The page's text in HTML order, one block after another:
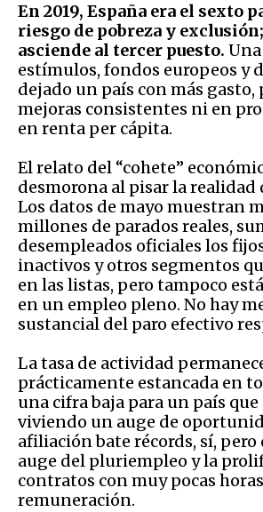
En 2019, España era el sexto
riesgo de pobreza y
asciende al tercer puesto.
estímulos, fondos europeos y
dejado un país con más gasto,
mejoras consistentes ni en
en renta per cápita.
El relato del “cohete”
desmorona al pisar la realidad
Los datos de mayo muestran
millones de parados reales,
desempleados oficiales los
inactivos y otros segmentos
en las listas, pero tampoco
en un empleo pleno. No hay
sustancial del paro efectivo
La tasa de actividad
prácticamente estancada en
una cifra baja para un país
viviendo un auge de
afiliación bate récords, sí, pero
auge del pluriempleo y la
contratos con muy pocas
remuneración.